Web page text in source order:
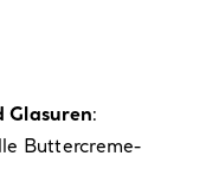
Glasuren:
Buttercreme-